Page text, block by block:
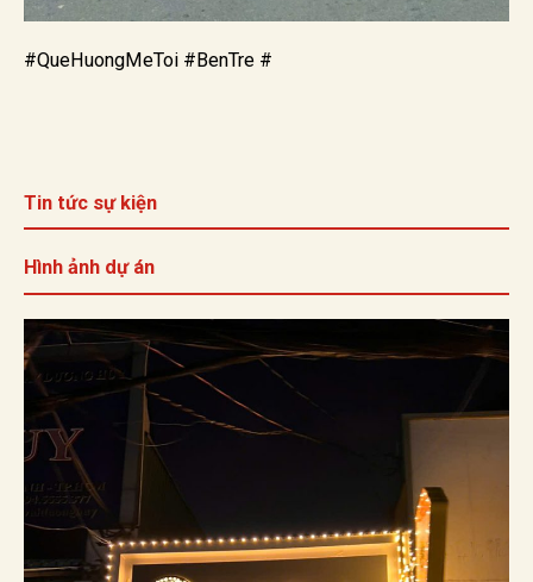
#QueHuongMeToi #BenTre #
Tin tức sự kiện
Hình ảnh dự án